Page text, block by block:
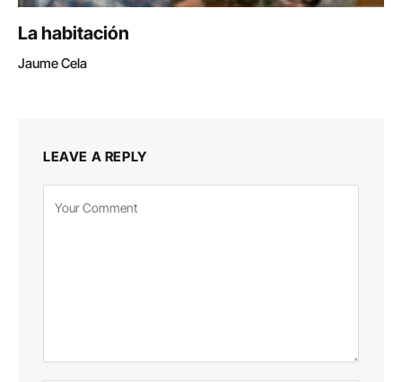
La habitación
Jaume Cela
LEAVE A REPLY